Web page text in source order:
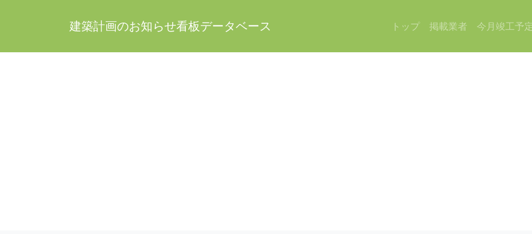
建築計画のお知らせ看板データベース トップ 掲載業者 今月竣工予